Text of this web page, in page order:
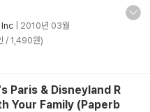
2010년 03월
/ 1,490원)
Paris & Disneyland R
Your Family (Paperb